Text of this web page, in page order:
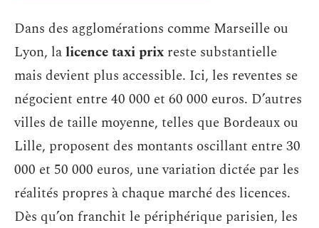
Dans des agglomérations comme Marseille ou
Lyon, lalicence taxi prix reste substantielle
mais devient plus accessible. Ici, les reventes se
négocient entre 40 000 et 60 000 euros. D’autres
villes de taille moyenne, telles que Bordeaux ou
Lille, proposent des montants oscillant entre 30
000 et 50 000 euros, une variation dictée par les
réalités propres à chaque marché des licences.
Dès qu’on franchit le périphérique parisien, les